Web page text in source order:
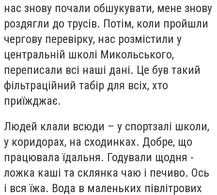
нас знову почали обшукувати, мене знову
роздягли до трусів. Потім, коли пройшли
чергову перевірку, нас розмістили у
центральній школі Микольського,
переписали всі наші дані. Це був такий
фільтраційний табір для всіх, хто
приїжджає.
Людей клали всюди – у спортзалі школи,
у коридорах, на сходинках. Добре, що
працювала їдальня. Годували щодня -
ложка каші та склянка чаю і печиво. Ось
і вся їжа. Вода в маленьких півлітрових